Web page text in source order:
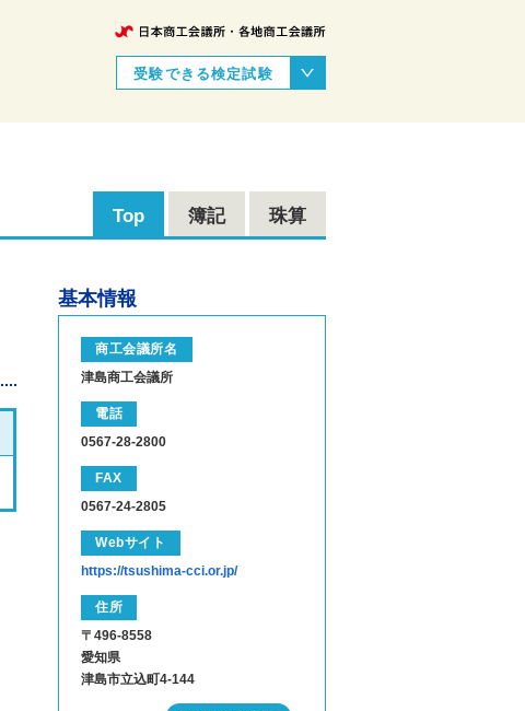
受験できる検定試験
Top 簿記 珠算
基本情報
商工会議所名
津島商工会議所
電話
0567-28-2800
FAX
0567-24-2805
Webサイト
https://tsushima-cci.or.jp/
住所
〒496-8558
愛知県
津島市立込町4-144